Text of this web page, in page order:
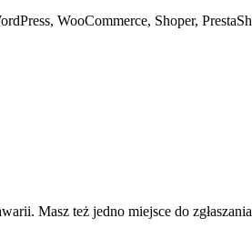
WooCommerce, Shoper,
Masz też jedno miejsce do